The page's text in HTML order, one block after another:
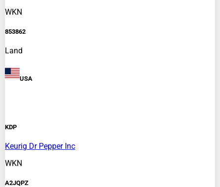
WKN
853862
Land
USA
KDP
Keurig Dr Pepper Inc
WKN
A2JQPZ